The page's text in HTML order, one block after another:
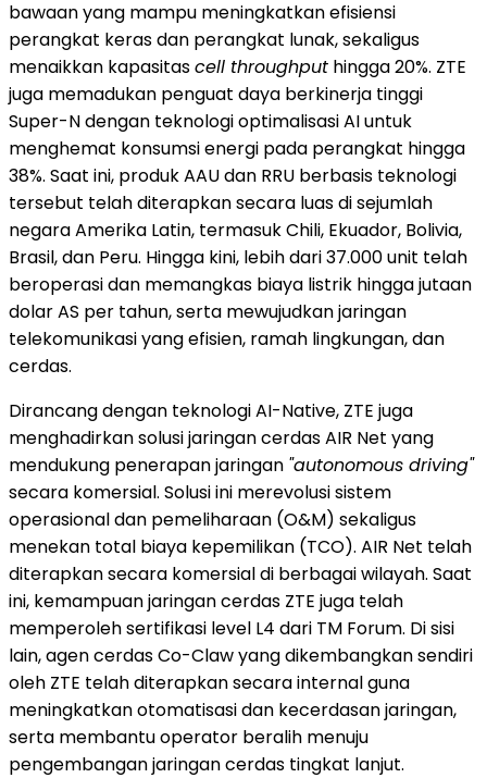
bawaan yang mampu meningkatkan efisiensi
perangkat keras dan perangkat lunak, sekaligus
menaikkan kapasitascell throughput hingga 20%. ZTE
juga memadukan penguat daya berkinerja tinggi
Super-N dengan teknologi optimalisasi AI untuk
menghemat konsumsi energi pada perangkat hingga
38%. Saat ini, produk AAU dan RRU berbasis teknologi
tersebut telah diterapkan secara luas di sejumlah
negara Amerika Latin, termasuk Chili, Ekuador, Bolivia,
Brasil, dan Peru. Hingga kini, lebih dari 37.000 unit telah
beroperasi dan memangkas biaya listrik hingga jutaan
dolar AS per tahun, serta mewujudkan jaringan
telekomunikasi yang efisien, ramah lingkungan, dan
cerdas.
Dirancang dengan teknologi AI-Native, ZTE juga
menghadirkan solusi jaringan cerdas AIR Net yang
mendukung penerapan jaringan "autonomous driving"
secara komersial. Solusi ini merevolusi sistem
operasional dan pemeliharaan (O&M) sekaligus
menekan total biaya kepemilikan (TCO). AIR Net telah
diterapkan secara komersial di berbagai wilayah. Saat
ini, kemampuan jaringan cerdas ZTE juga telah
memperoleh sertifikasi level L4 dari TM Forum. Di sisi
lain, agen cerdas Co-Claw yang dikembangkan sendiri
oleh ZTE telah diterapkan secara internal guna
meningkatkan otomatisasi dan kecerdasan jaringan,
serta membantu operator beralih menuju
pengembangan jaringan cerdas tingkat lanjut.